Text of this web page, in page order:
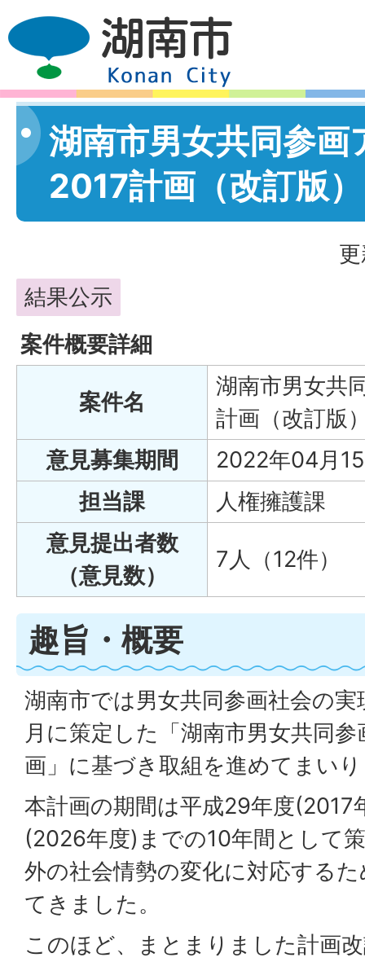
湖南市男女共同参画
2017計画（改訂版
結果公示
案件概要詳細
案件名
湖南市男女共
計画（改訂版
意見募集期間
2022年04月
担当課
人権擁護課
意見提出者数
（意見数）
7人（12件）
趣旨・概要
湖南市では男女共同参画社会の
月に策定した「湖南市男女共同
画」に基づき取組を進めてまい
本計画の期間は平成29年度(2017
(2026年度)までの10年間として
外の社会情勢の変化に対応する
てきました。
このほど、まとまりました計画